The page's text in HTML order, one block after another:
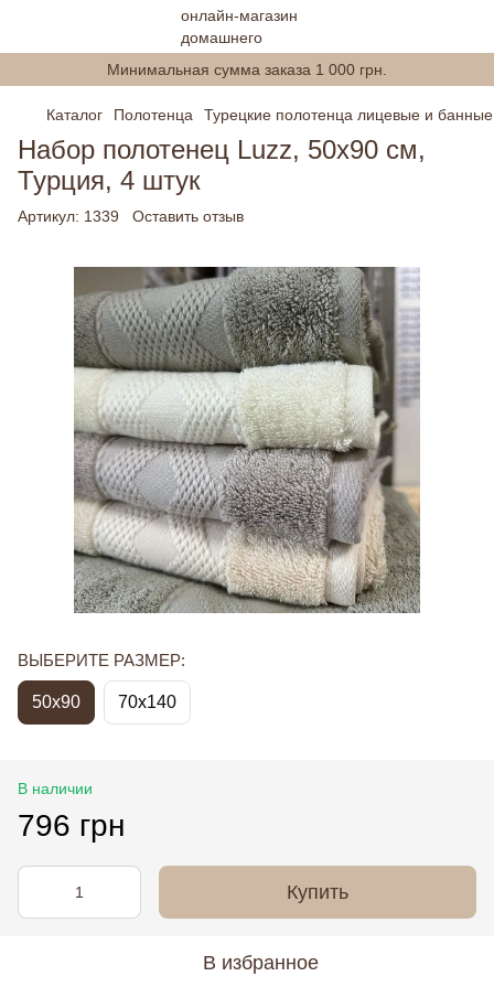
Минимальная сумма заказа 1 000 грн.
Каталог Полотенца Турецкие полотенца лицевые и банные
Набор полотенец Luzz, 50х90 см,
Турция, 4 штук
Артикул: 1339 Оставить отзыв
ВЫБЕРИТЕ РАЗМЕР:
50x90 70x140
В наличии
796 грн
Купить
В избранное